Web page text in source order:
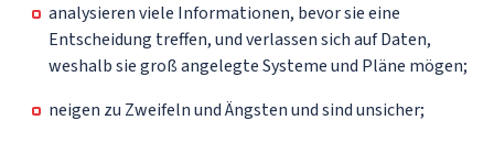
analysieren viele Informationen, bevor sie eine
Entscheidung treffen, und verlassen sich auf Daten,
weshalb sie groß angelegte Systeme und Pläne mögen;
neigen zu Zweifeln und Ängsten und sind unsicher;